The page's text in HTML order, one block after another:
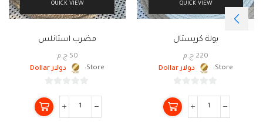
QUICK VIEW
بولة كريستال
220 ج.م
Store:
دولار Dollar
من
5
QUICK VIEW
مضرب استانلس
50 ج.م
Store:
دولار Dollar
من
5